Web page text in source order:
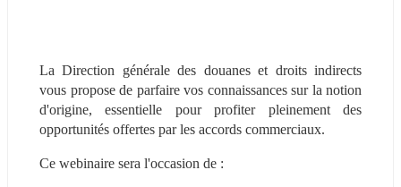
La Direction générale des douanes et droits indirects
vous propose de parfaire vos connaissances sur la notion
d'origine, essentielle pour profiter pleinement des
opportunités offertes par les accords commerciaux.
Ce webinaire sera l'occasion de :